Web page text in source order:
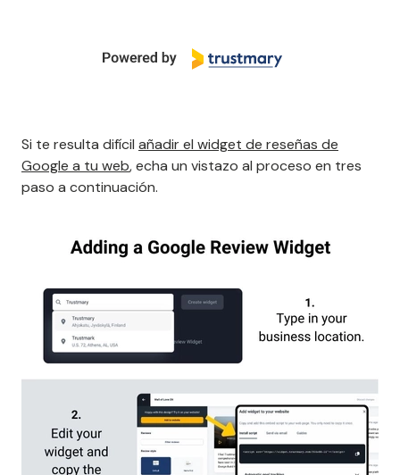
Si te resulta difícil añadir el widget de reseñas de
Google a tu web, echa un vistazo al proceso en tres
paso a continuación.